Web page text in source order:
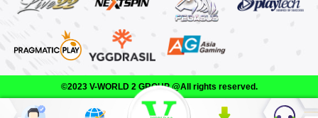
©2023 V-WORLD 2 GROUP @All rights reserved.